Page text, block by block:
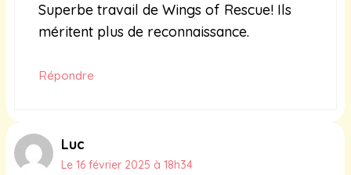
Superbe travail de Wings of Rescue! Ils
méritent plus de reconnaissance.
Répondre
Luc
Le 16 février 2025 à 18h34